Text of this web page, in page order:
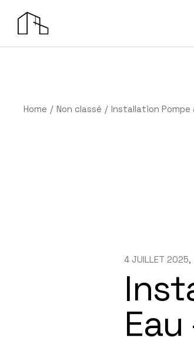
content
Home Non classé Installation Pompe
4 JUILLET 2025